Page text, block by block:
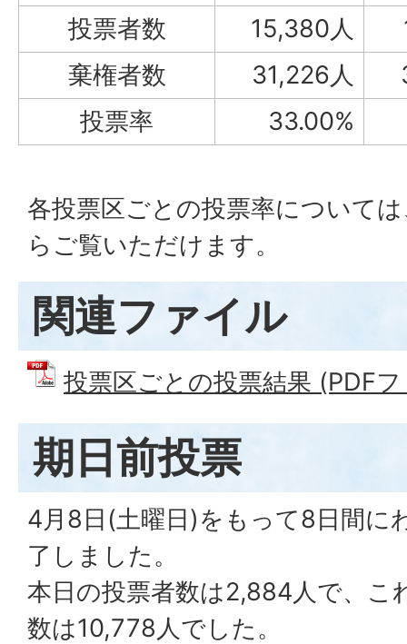
投票者数
15,380人
棄権者数
31,226人
投票率
33.00%
各投票区ごとの投票率について
らご覧いただけます。
関連ファイル
投票区ごとの投票結果 (PDF
期日前投票
4月8日(土曜日)をもって8日間に
了しました。
本日の投票者数は2,884人で、こ
数は10,778人でした。